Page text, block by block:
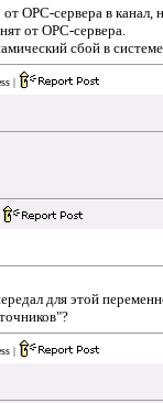
OPC-сервера в
от OPC-сервера.
сбой в
|
для этой
|